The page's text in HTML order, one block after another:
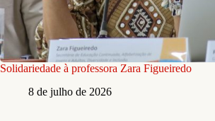
Solidariedade à professora Zara Figueiredo
8 de julho de 2026